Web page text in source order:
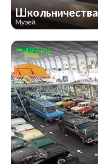
Школьничества
Музей
499 км